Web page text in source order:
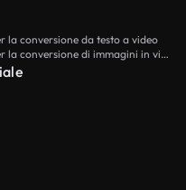
la conversione da testo a video
Flussi di lavoro di intelligenza artificiale per la conversione di immagini in video